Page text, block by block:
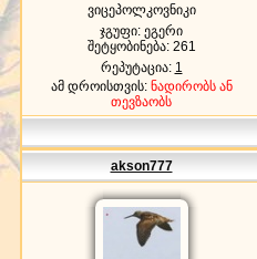
ვიცეპოლკოვნიკი
ჯგუფი: ეგერი
შეტყობინება: 261
რეპუტაცია: 1
ამ დროისთვის: ნადირობს ან
თევზაობს
akson777